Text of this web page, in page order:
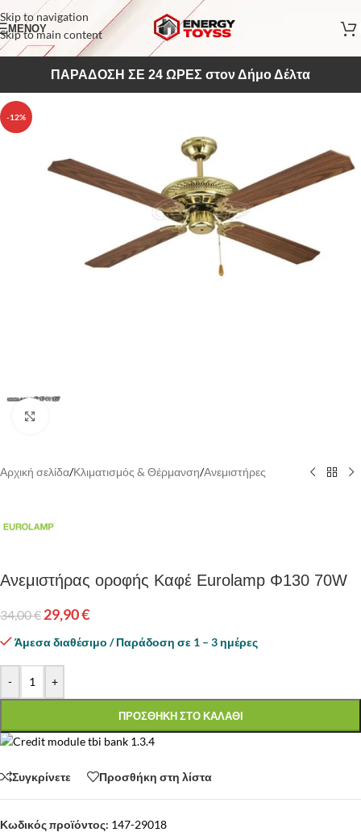
Skip to navigation
Skip to main content
ΜΕΝΟΥ
ΠΑΡΑΔΟΣΗ ΣΕ 24 ΩΡΕΣ στον Δήμο Δέλτα
-12%
Αρχική σελίδα/Κλιματισμός & Θέρμανση/Ανεμιστήρες
Ανεμιστήρας οροφής Καφέ Eurolamp Φ130 70W
34,00€ 29,90€
Άμεσα διαθέσιμο / Παράδοση σε 1 – 3 ημέρες
- +
ΠΡΟΣΘΗΚΗ ΣΤΟ ΚΑΛΑΘΙ
Συγκρίνετε Προσθήκη στη λίστα
Κωδικός προϊόντος: 147-29018